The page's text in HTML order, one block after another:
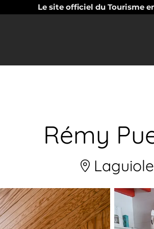
Le site officiel du Tourisme
Rémy
Laguiole